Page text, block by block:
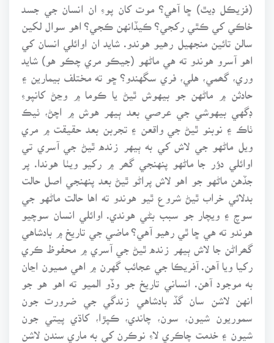
(فزيڪل ڊيٿ) ڇا آهي؟ موت کان پوءِ ان انسان جي جسد
خاڪي کي ڪٿي رکجي؟ ڪيڏانهن ڪجي؟ اهو سوال لکين
سالن تائين منجهيل رهيو هوندو. شايد ان اوائلي انسان کي
اهو آسرو هوندو ته هي ماڻهو (جيڪو مري چڪو هو) شايد
وري، گھمي، هلي، فري سگهندو؟ ڇو ته مختلف بيمارين ۽
حادثن ۾ ماڻهن جو بيهوش ٿيڻ يا ڪوما ۾ وڃڻ کانپوءِ
ڊگهي بيهوشي جي عرصي بعد ٻيهر هوش ۾ اچڻ، ٺيڪ
ٺاڪ ۽ نوبنو ٿيڻ جي واقعن ۽ تجربن بعد حقيقت ۾ مري
ويل ماڻهو جي لاش کي به ٻيهر زنده ٿيڻ جي آسري تي
اوائلي دؤر جا ماڻهو پنهنجي گھر ۾ رکيو ويٺا هوندا. پر
جڏهن ماڻهو جو اهو لاش پراڻو ٿيڻ بعد پنهنجي اصل حالت
بدلائي خراب ٿيڻ شروع ٿيو هوندو ته اها حالت ماڻهو جي
سوچ ۽ ويچار جو سبب بڻي هوندي. اوائلي انسان سوچيو
هوندو ته هي ڇا ٿي رهيو آهي؟ ماضي جي تاريخ ۾ بادشاهي
گھراڻن جا لاش ٻيهر زنده ٿيڻ جي آسري ۾ محفوظ ڪري
رکيا ويا آهن. آفريڪا جي عجائب گهرن ۾ اهي مميون اڃان
به موجود آهن. انساني تاريخ جو وڏو الميو ته اهو هو جو
انهن لاشن سان گڏ بادشاهي زندگي جي ضرورت جون
سموريون شيون، سون، چاندي، ڪپڙا، کاڌي پيتي جون
شيون ۽ خدمت چاڪري لاءِ نوڪرن کي به ماري سندن لاشن